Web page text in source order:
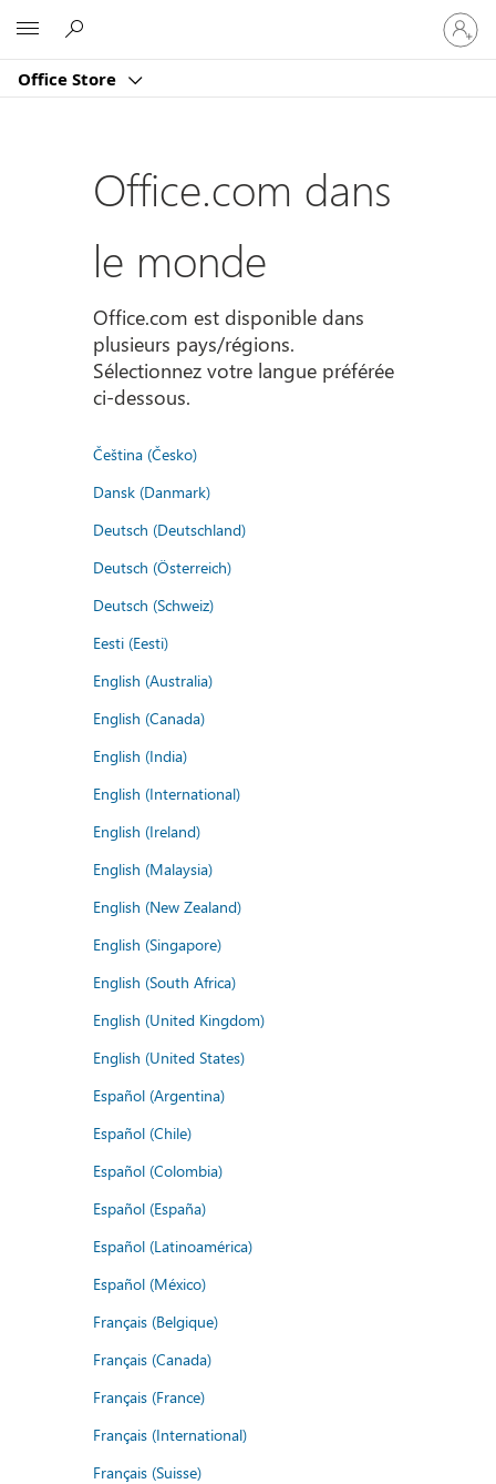
Office Store
vous
à
compte
Office.com dans
le monde
Office.com est disponible dans
plusieurs pays/régions.
Sélectionnez votre langue préférée
ci-dessous.
Čeština (Česko)
Dansk (Danmark)
Deutsch (Deutschland)
Deutsch (Österreich)
Deutsch (Schweiz)
Eesti (Eesti)
English (Australia)
English (Canada)
English (India)
English (International)
English (Ireland)
English (Malaysia)
English (New Zealand)
English (Singapore)
English (South Africa)
English (United Kingdom)
English (United States)
Español (Argentina)
Español (Chile)
Español (Colombia)
Español (España)
Español (Latinoamérica)
Español (México)
Français (Belgique)
Français (Canada)
Français (France)
Français (International)
Français (Suisse)